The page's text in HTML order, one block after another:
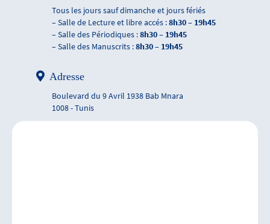
Tous les jours sauf dimanche et jours fériés
– Salle de Lecture et libre accés :8h30 – 19h45
– Salle des Périodiques :8h30 – 19h45
– Salle des Manuscrits :8h30 – 19h45
Adresse
Boulevard du 9 Avril 1938 Bab Mnara
1008 - Tunis